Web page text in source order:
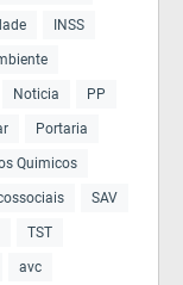
INSS
Noticia PP
Portaria
Quimicos
SAV
TST
avc